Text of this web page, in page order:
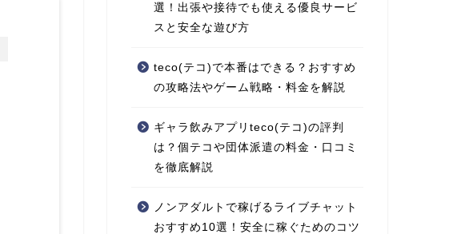
選！出張や接待でも使える優良サービ
スと安全な遊び方
teco(テコ)で本番はできる？おすすめ
の攻略法やゲーム戦略・料金を解説
ギャラ飲みアプリteco(テコ)の評判
は？個テコや団体派遣の料金・口コミ
を徹底解説
ノンアダルトで稼げるライブチャット
おすすめ10選！安全に稼ぐためのコツ